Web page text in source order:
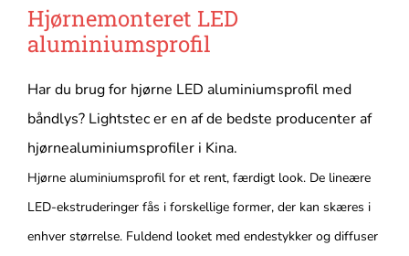
Hjørnemonteret LED
aluminiumsprofil
Har du brug for hjørne LED aluminiumsprofil med
båndlys? Lightstec er en af ​​de bedste producenter af
hjørnealuminiumsprofiler i Kina.
Hjørne aluminiumsprofil for et rent, færdigt look. De lineære
LED-ekstruderinger fås i forskellige former, der kan skæres i
enhver størrelse. Fuldend looket med endestykker og diffuser